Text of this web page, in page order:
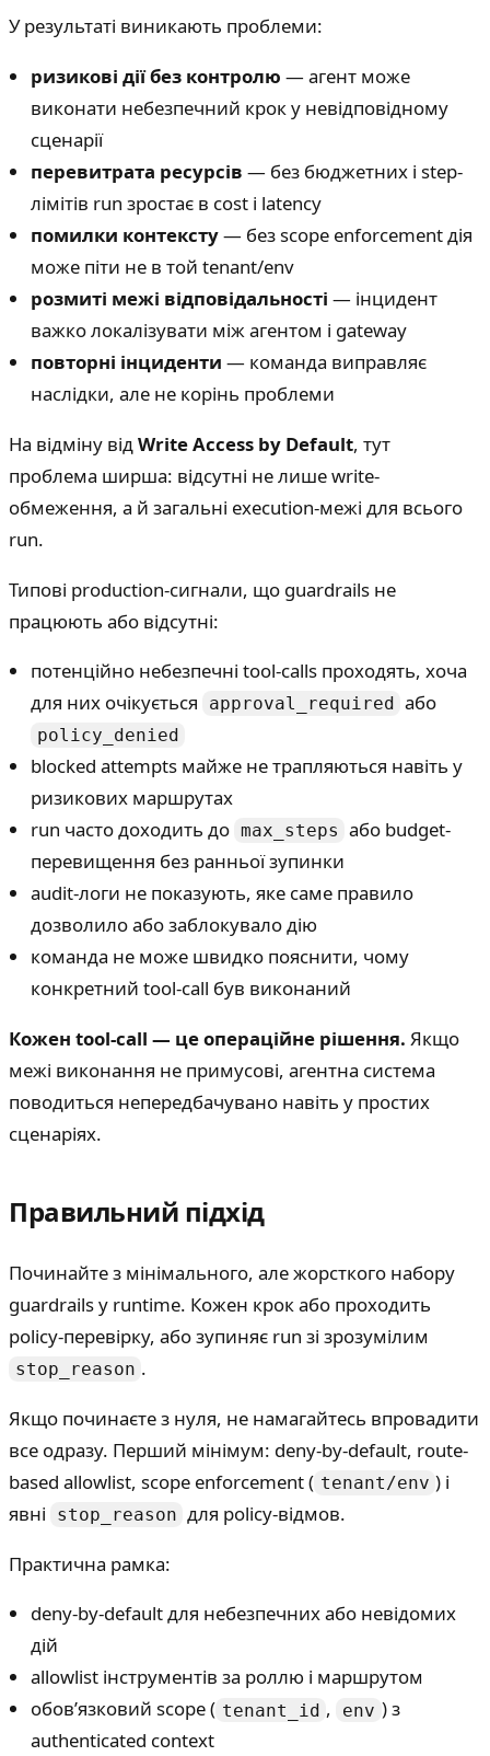
У результаті виникають проблеми:
ризикові дії без контролю — агент може
виконати небезпечний крок у невідповідному
сценарії
перевитрата ресурсів — без бюджетних і step-
лімітів run зростає в cost і latency
помилки контексту— без scope enforcement дія
може піти не в той tenant/env
розмиті межі відповідальності — інцидент
важко локалізувати між агентом і gateway
повторні інциденти — команда виправляє
наслідки, але не корінь проблеми
На відміну відWrite Access by Default, тут
проблема ширша: відсутні не лише write-
обмеження, а й загальні execution-межі для всього
run.
Типові production-сигнали, що guardrails не
працюють або відсутні:
потенційно небезпечні tool-calls проходять, хоча
для них очікується
approval_required або
policy_denied
blocked attempts майже не трапляються навіть у
ризикових маршрутах
run часто доходить до max_steps або budget-
перевищення без ранньої зупинки
audit-логи не показують, яке саме правило
дозволило або заблокувало дію
команда не може швидко пояснити, чому
конкретний tool-call був виконаний
Кожен tool-call — це операційне рішення. Якщо
межі виконання не примусові, агентна система
поводиться непередбачувано навіть у простих
сценаріях.
Правильний підхід
Починайте з мінімального, але жорсткого набору
guardrails у runtime. Кожен крок або проходить
policy-перевірку, або зупиняє run зі зрозумілим
stop_reason .
Якщо починаєте з нуля, не намагайтесь впровадити
все одразу. Перший мінімум: deny-by-default, route-
based allowlist, scope enforcement ( tenant/env ) і
явні
stop_reason для policy-відмов.
Практична рамка:
deny-by-default для небезпечних або невідомих
дій
allowlist інструментів за роллю і маршрутом
обов’язковий scope ( tenant_id , env ) з
authenticated context